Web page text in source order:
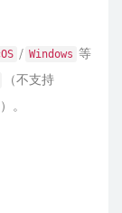
/ Windows 等
（不支持
。